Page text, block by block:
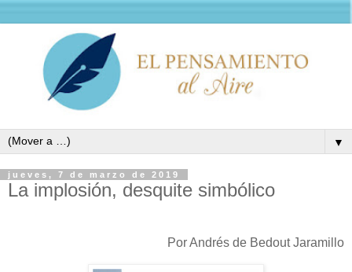
▼
jueves, 7 de marzo de 2019
La implosión, desquite simbólico
Por Andrés de Bedout Jaramillo